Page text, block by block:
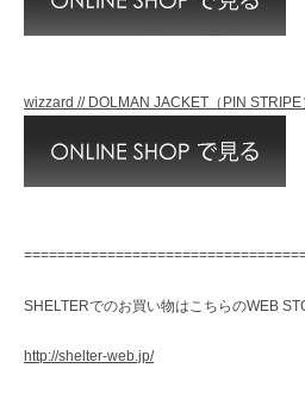
wizzard // DOLMAN JACKET（PIN STRIPE
SHELTERでのお買い物はこちらのWEB
http://shelter-web.jp/